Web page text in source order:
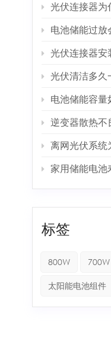
光伏连接器为什么容
电池储能过放会怎样
光伏连接器安装不当
光伏清洁多久一次
电池储能容量如何
逆变器散热不良会
离网光伏系统为什么
家用储能电池寿命多
标签
800W 700W
太阳能电池组件